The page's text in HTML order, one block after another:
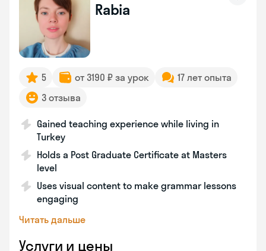
Rabia
5 от 3190 ₽ за урок
17 лет опыта
3 отзыва
Gained teaching experience while living in
Turkey
Holds a Post Graduate Certificate at Masters
level
Uses visual content to make grammar lessons
engaging
Читать дальше
Услуги и цены